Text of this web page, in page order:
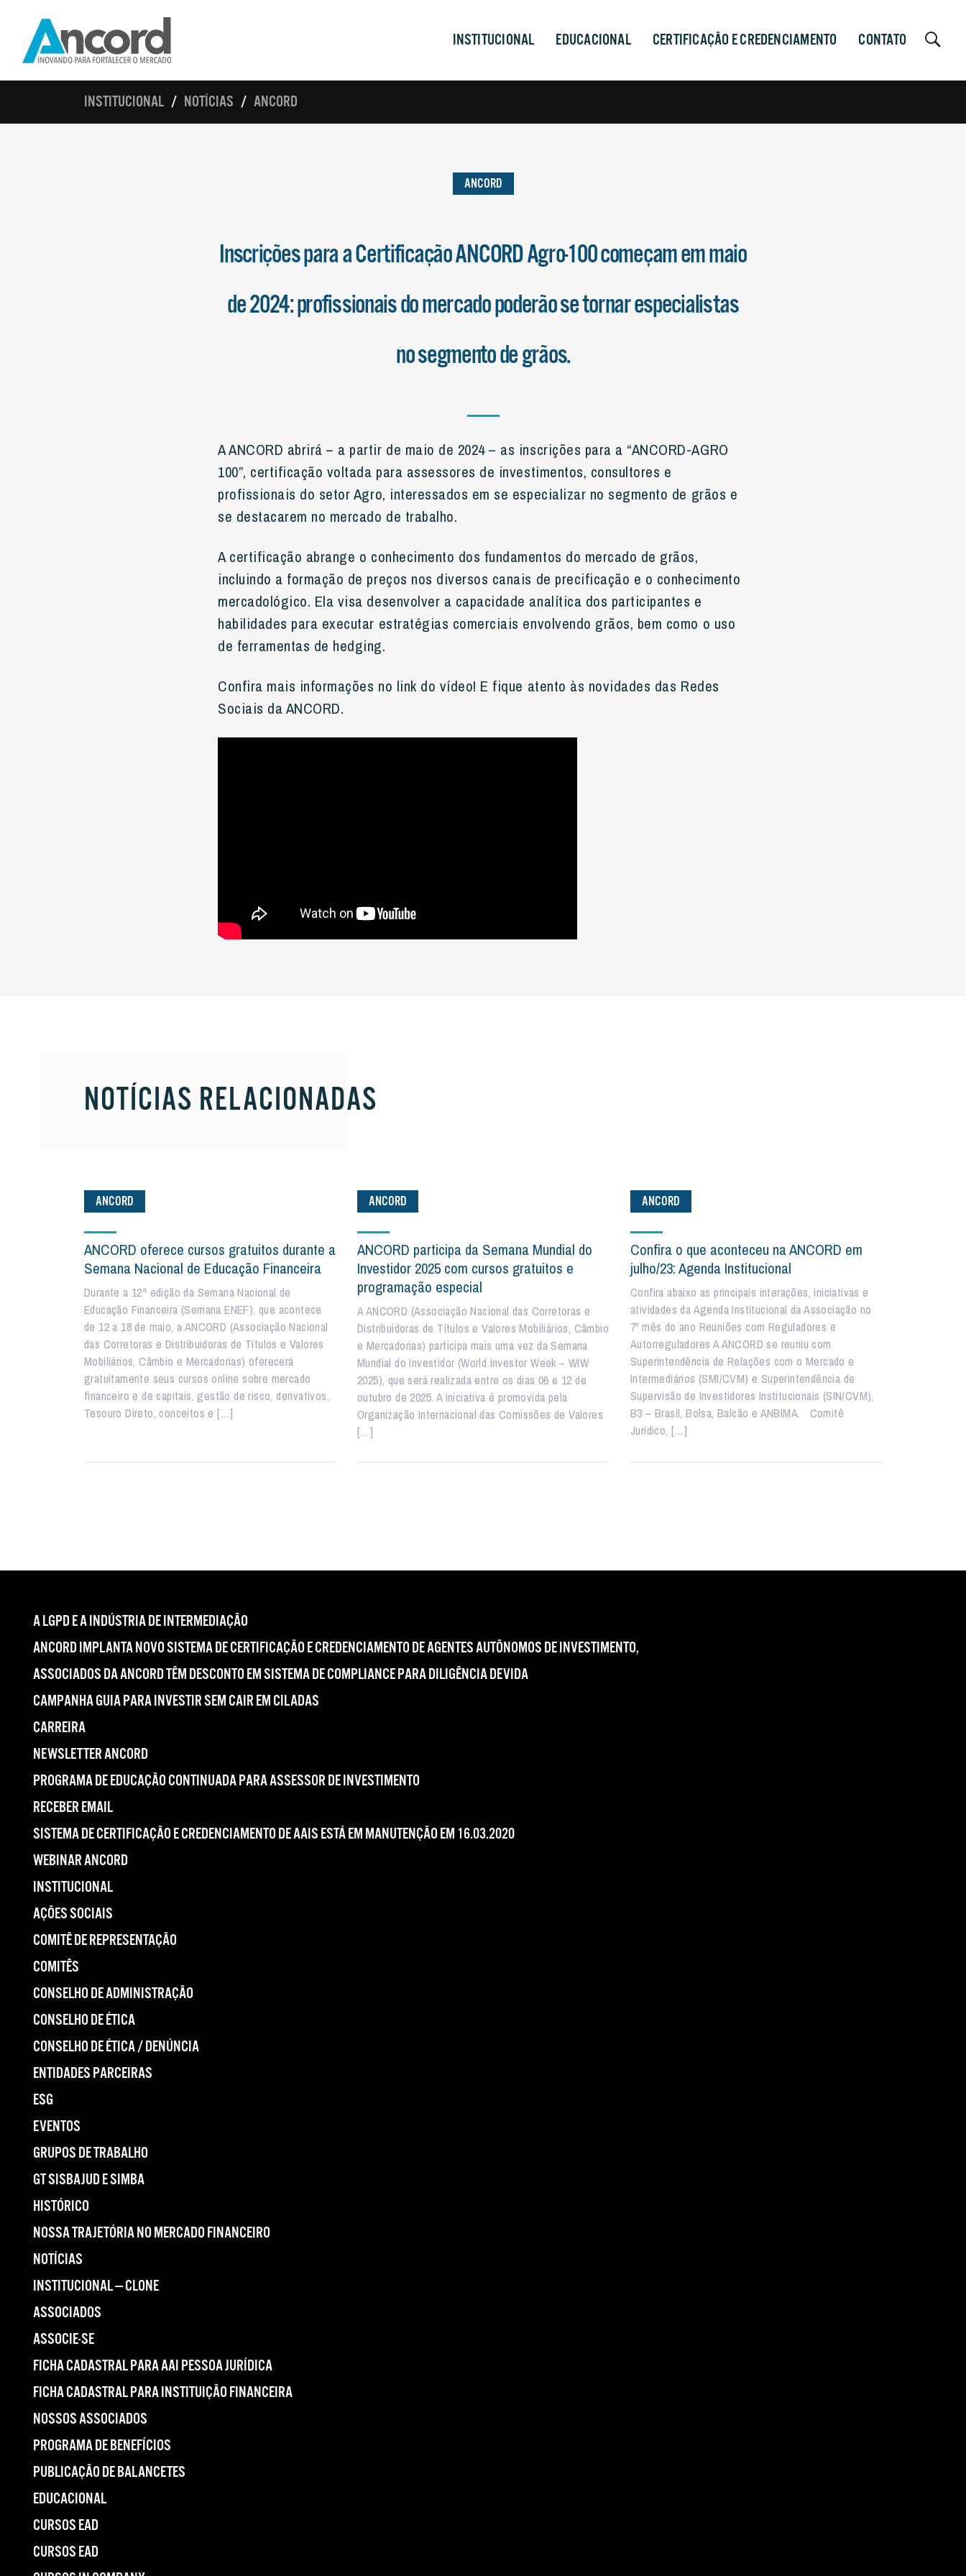
INSTITUCIONAL EDUCACIONAL CERTIFICAÇÃO E CREDENCIAMENTO CONTATO
INSTITUCIONAL NOTÍCIAS ANCORD
ANCORD
Inscrições para a Certificação ANCORD Agro-100 começam em maio
de 2024: profissionais do mercado poderão se tornar especialistas
no segmento de grãos.
A ANCORD abrirá – a partir de maio de 2024 – as inscrições para a “ANCORD-AGRO
100”, certificação voltada para assessores de investimentos, consultores e
profissionais do setor Agro, interessados em se especializar no segmento de grãos e
se destacarem no mercado de trabalho.
A certificação abrange o conhecimento dos fundamentos do mercado de grãos,
incluindo a formação de preços nos diversos canais de precificação e o conhecimento
mercadológico. Ela visa desenvolver a capacidade analítica dos participantes e
habilidades para executar estratégias comerciais envolvendo grãos, bem como o uso
de ferramentas de hedging.
Confira mais informações no link do vídeo! E fique atento às novidades das Redes
Sociais da ANCORD.
NOTÍCIAS RELACIONADAS
ANCORD
ANCORD oferece cursos gratuitos durante a
Semana Nacional de Educação Financeira
Durante a 12ª edição da Semana Nacional de
Educação Financeira (Semana ENEF), que acontece
de 12 a 18 de maio, a ANCORD (Associação Nacional
das Corretoras e Distribuidoras de Títulos e Valores
Mobiliários, Câmbio e Mercadorias) oferecerá
gratuitamente seus cursos online sobre mercado
financeiro e de capitais, gestão de risco, derivativos,
Tesouro Direto, conceitos e […]
ANCORD
ANCORD participa da Semana Mundial do
Investidor 2025 com cursos gratuitos e
programação especial
A ANCORD (Associação Nacional das Corretoras e
Distribuidoras de Títulos e Valores Mobiliários, Câmbio
e Mercadorias) participa mais uma vez da Semana
Mundial do Investidor (World Investor Week – WIW
2025), que será realizada entre os dias 06 e 12 de
outubro de 2025. A iniciativa é promovida pela
Organização Internacional das Comissões de Valores
[…]
ANCORD
Confira o que aconteceu na ANCORD em
julho/23: Agenda Institucional
Confira abaixo as principais interações, iniciativas e
atividades da Agenda Institucional da Associação no
7º mês do ano Reuniões com Reguladores e
Autorreguladores A ANCORD se reuniu com
Superintendência de Relações com o Mercado e
Intermediários (SMI/CVM) e Superintendência de
Supervisão de Investidores Institucionais (SIN/CVM),
B3 – Brasil, Bolsa, Balcão e ANBIMA. Comitê
Jurídico, […]
A LGPD E A INDÚSTRIA DE INTERMEDIAÇÃO
ANCORD IMPLANTA NOVO SISTEMA DE CERTIFICAÇÃO E CREDENCIAMENTO DE AGENTES AUTÔNOMOS DE INVESTIMENTO,
ASSOCIADOS DA ANCORD TÊM DESCONTO EM SISTEMA DE COMPLIANCE PARA DILIGÊNCIA DEVIDA
CAMPANHA GUIA PARA INVESTIR SEM CAIR EM CILADAS
CARREIRA
NEWSLETTER ANCORD
PROGRAMA DE EDUCAÇÃO CONTINUADA PARA ASSESSOR DE INVESTIMENTO
RECEBER EMAIL
SISTEMA DE CERTIFICAÇÃO E CREDENCIAMENTO DE AAIS ESTÁ EM MANUTENÇÃO EM 16.03.2020
WEBINAR ANCORD
INSTITUCIONAL
AÇÕES SOCIAIS
COMITÊ DE REPRESENTAÇÃO
COMITÊS
CONSELHO DE ADMINISTRAÇÃO
CONSELHO DE ÉTICA
CONSELHO DE ÉTICA / DENÚNCIA
ENTIDADES PARCEIRAS
ESG
EVENTOS
GRUPOS DE TRABALHO
GT SISBAJUD E SIMBA
HISTÓRICO
NOSSA TRAJETÓRIA NO MERCADO FINANCEIRO
NOTÍCIAS
INSTITUCIONAL — CLONE
ASSOCIADOS
ASSOCIE-SE
FICHA CADASTRAL PARA AAI PESSOA JURÍDICA
FICHA CADASTRAL PARA INSTITUIÇÃO FINANCEIRA
NOSSOS ASSOCIADOS
PROGRAMA DE BENEFÍCIOS
PUBLICAÇÃO DE BALANCETES
EDUCACIONAL
CURSOS EAD
CURSOS EAD